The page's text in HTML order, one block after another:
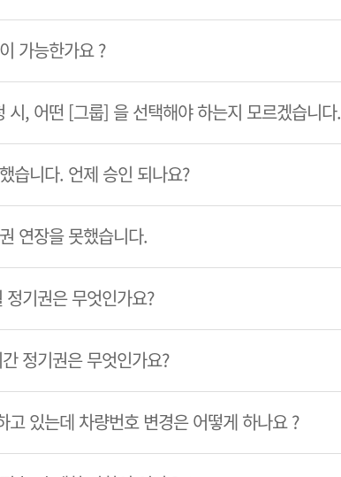
가능한가요 ?
시, 어떤 [그룹] 을 선택해야 하는지 모르겠습니다.
습니다. 언제 승인 되나요?
연장을 못했습니다.
기권은 무엇인가요?
정기권은 무엇인가요?
고 있는데 차량번호 변경은 어떻게 하나요 ?